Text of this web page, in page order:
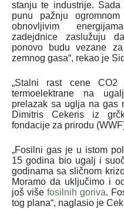
stanju te industrije.
punu pažnju
obnovljivim
zadejdnice zaslužuju
ponovo budu vezane
zemnog gasa“, rekao je
„Stalni rast cene CO2
termoelektrane na
prelazak sa uglja na gas
Dimitris Cekeris iz
fondacije za prirodu
„Fosilni gas je u istom
15 godina bio ugalj i
godinama sa sličnom
Moramo da uključimo i
još više fosilnih goriva.
tog plana“, naglasio je